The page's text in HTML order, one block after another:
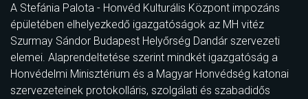
A Stefánia Palota - Honvéd Kulturális Központ impozáns
épületében elhelyezkedő igazgatóságok az MH vitéz
Szurmay Sándor Budapest Helyőrség Dandár szervezeti
elemei. Alaprendeltetése szerint mindkét igazgatóság a
Honvédelmi Minisztérium és a Magyar Honvédség katonai
szervezeteinek protokolláris, szolgálati és szabadidős